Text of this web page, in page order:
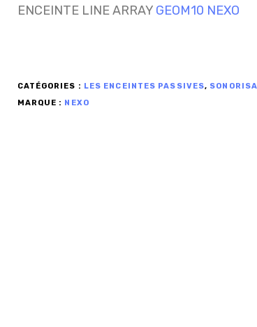
ENCEINTE LINE ARRAY GEOM10 NEXO
CATÉGORIES : LES ENCEINTES PASSIVES,
MARQUE : NEXO